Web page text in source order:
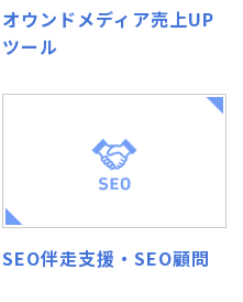
オウンドメディア売上UP
ツール
SEO伴走支援・SEO顧問